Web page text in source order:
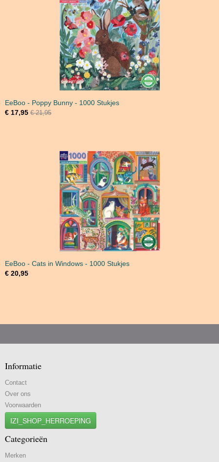
EeBoo - Poppy Bunny - 1000 Stukjes
€ 17,95 € 21,95
EeBoo - Cats in Windows - 1000 Stukjes
€ 20,95
Informatie
Contact
Over ons
Voorwaarden
IZI_SHOP_HERROEPING
Categorieën
Merken